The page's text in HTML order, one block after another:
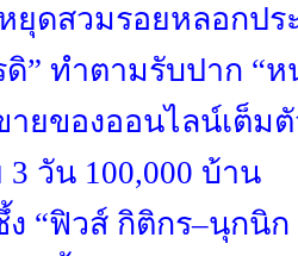
ยุดสวมรอยหลอกป
ดิ” ทำตามรับปาก “
ยของออนไลน์เต็ม
วัน 100,000 บ้าน
“ฟิวส์ กิติกร–นุกนิ